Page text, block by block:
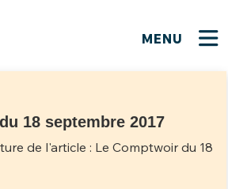
MENU
18 septembre 2017
! FERMER
vous proposer ?
tweets